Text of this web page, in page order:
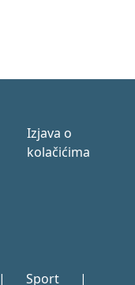
Izjava o
kolačićima
| Sport |